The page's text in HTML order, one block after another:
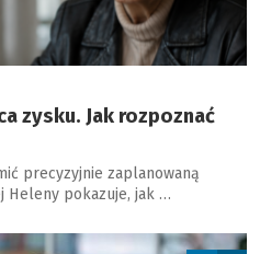
zysku. Jak rozpoznać
precyzyjnie zaplanowaną
Heleny pokazuje, jak …